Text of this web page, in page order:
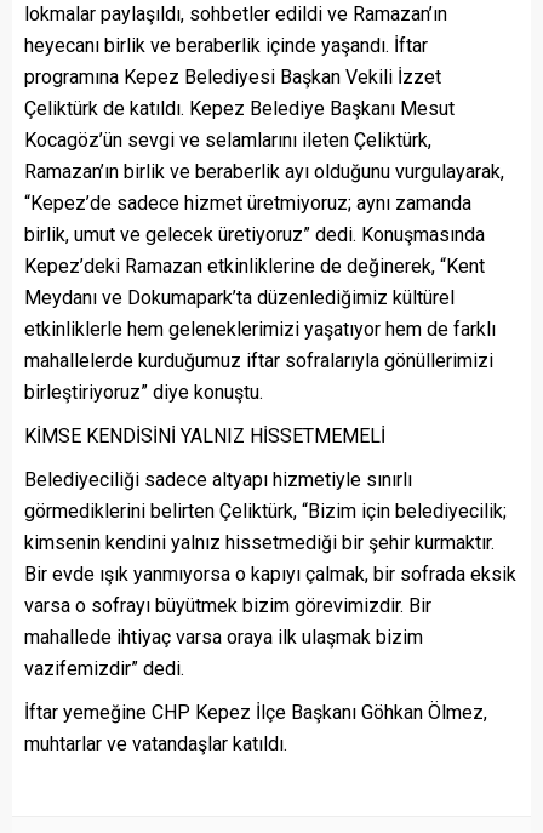
lokmalar paylaşıldı, sohbetler edildi ve Ramazan’ın
heyecanı birlik ve beraberlik içinde yaşandı. İftar
programına Kepez Belediyesi Başkan Vekili İzzet
Çeliktürk de katıldı. Kepez Belediye Başkanı Mesut
Kocagöz’ün sevgi ve selamlarını ileten Çeliktürk,
Ramazan’ın birlik ve beraberlik ayı olduğunu vurgulayarak,
“Kepez’de sadece hizmet üretmiyoruz; aynı zamanda
birlik, umut ve gelecek üretiyoruz” dedi. Konuşmasında
Kepez’deki Ramazan etkinliklerine de değinerek, “Kent
Meydanı ve Dokumapark’ta düzenlediğimiz kültürel
etkinliklerle hem geleneklerimizi yaşatıyor hem de farklı
mahallelerde kurduğumuz iftar sofralarıyla gönüllerimizi
birleştiriyoruz” diye konuştu.
KİMSE KENDİSİNİ YALNIZ HİSSETMEMELİ
Belediyeciliği sadece altyapı hizmetiyle sınırlı
görmediklerini belirten Çeliktürk, “Bizim için belediyecilik;
kimsenin kendini yalnız hissetmediği bir şehir kurmaktır.
Bir evde ışık yanmıyorsa o kapıyı çalmak, bir sofrada eksik
varsa o sofrayı büyütmek bizim görevimizdir. Bir
mahallede ihtiyaç varsa oraya ilk ulaşmak bizim
vazifemizdir” dedi.
İftar yemeğine CHP Kepez İlçe Başkanı Göhkan Ölmez,
muhtarlar ve vatandaşlar katıldı.